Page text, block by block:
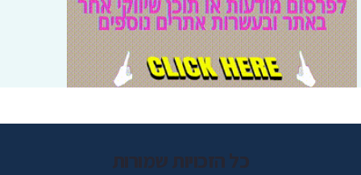
כל הזכויות שמורות